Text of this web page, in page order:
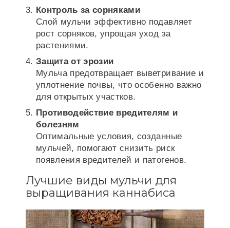
Контроль за сорняками
Слой мульчи эффективно подавляет
рост сорняков, упрощая уход за
растениями.
Защита от эрозии
Мульча предотвращает выветривание и
уплотнение почвы, что особенно важно
для открытых участков.
Противодействие вредителям и
болезням
Оптимальные условия, созданные
мульчей, помогают снизить риск
появления вредителей и патогенов.
Лучшие виды мульчи для
выращивания каннабиса